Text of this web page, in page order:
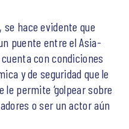
hace evidente que
puente entre el Asia-
con condiciones
y de seguridad que le
permite ‘golpear sobre
o ser un actor aún